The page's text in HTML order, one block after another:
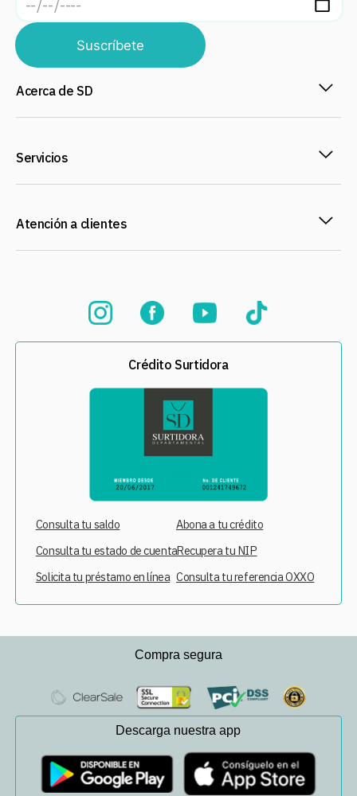
Suscríbete
Acerca de SD
Servicios
Atención a clientes
Crédito Surtidora
Consulta tu saldo
Consulta tu estado de cuenta
Solicita tu préstamo en línea
Abona a tu crédito
Recupera tu NIP
Consulta tu referencia OXXO
Compra segura
Descarga nuestra app